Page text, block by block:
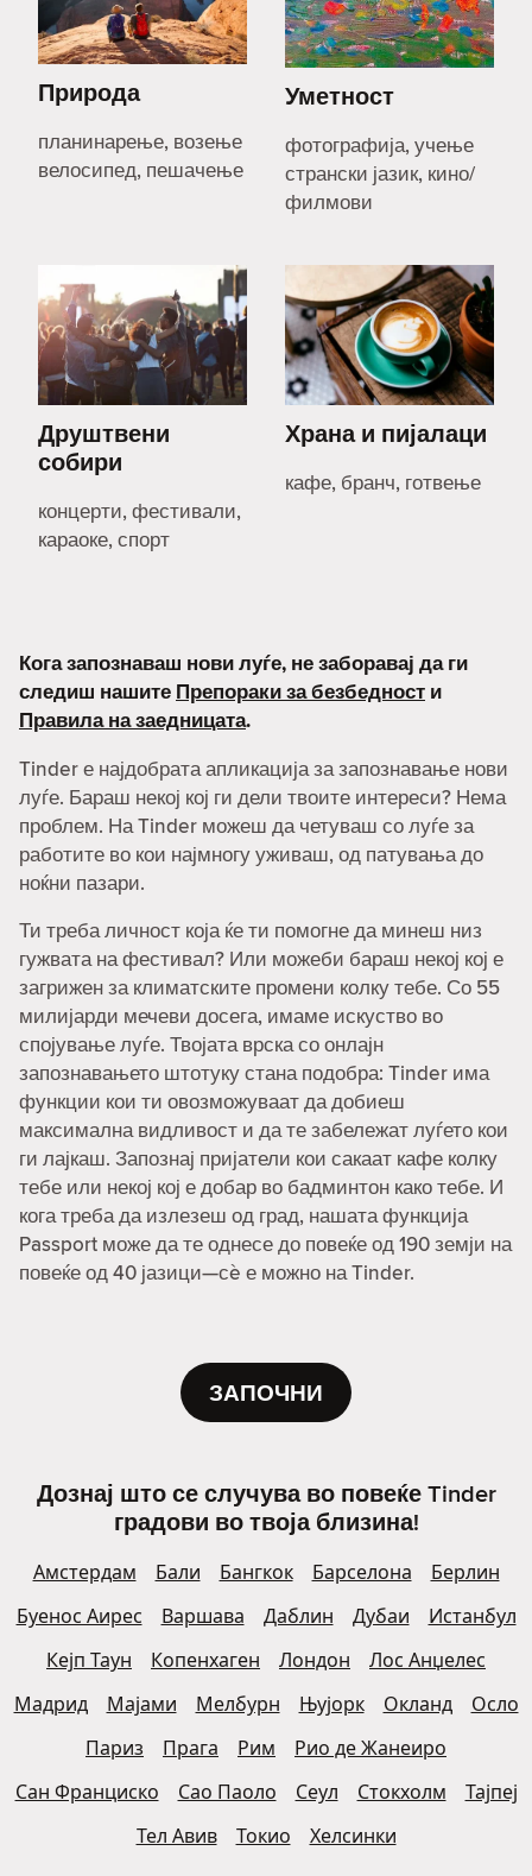
Природа
планинарење, возење
велосипед, пешачење
Уметност
фотографија, учење
странски јазик, кино/
филмови
Друштвени
собири
концерти, фестивали,
караоке, спорт
Храна и пијалаци
кафе, бранч, готвење
Кога запознаваш нови луѓе, не заборавај да ги
следиш нашите Препораки за безбедност и
Правила на заедницата.
Tinder е најдобрата апликација за запознавање нови
луѓе. Бараш некој кој ги дели твоите интереси? Нема
проблем. На Tinder можеш да четуваш со луѓе за
работите во кои најмногу уживаш, од патувања до
ноќни пазари.
Ти треба личност која ќе ти помогне да минеш низ
гужвата на фестивал? Или можеби бараш некој кој е
загрижен за климатските промени колку тебе. Со 55
милијарди мечеви досега, имаме искуство во
спојување луѓе. Твојата врска со онлајн
запознавањето штотуку стана подобра: Tinder има
функции кои ти овозможуваат да добиеш
максимална видливост и да те забележат луѓето кои
ги лајкаш. Запознај пријатели кои сакаат кафе колку
тебе или некој кој е добар во бадминтон како тебе. И
кога треба да излезеш од град, нашата функција
Passport може да те однесе до повеќе од 190 земји на
повеќе од 40 јазици—сè е можно на Tinder.
ЗАПОЧНИ
Дознај што се случува во повеќе Tinder
градови во твоја близина!
Амстердам Бали Бангкок Барселона
Берлин
Буенос Аирес
Варшава Даблин Дубаи
Истанбул
Кејп Таун
Копенхаген Лондон
Лос Анџелес
Мадрид
Мајами Мелбурн Њујорк Окланд
Осло
Париз
Прага Рим
Рио де Жанеиро
Сан Франциско
Сао Паоло Сеул Стокхолм
Тајпеј
Тел Авив
Токио Хелсинки